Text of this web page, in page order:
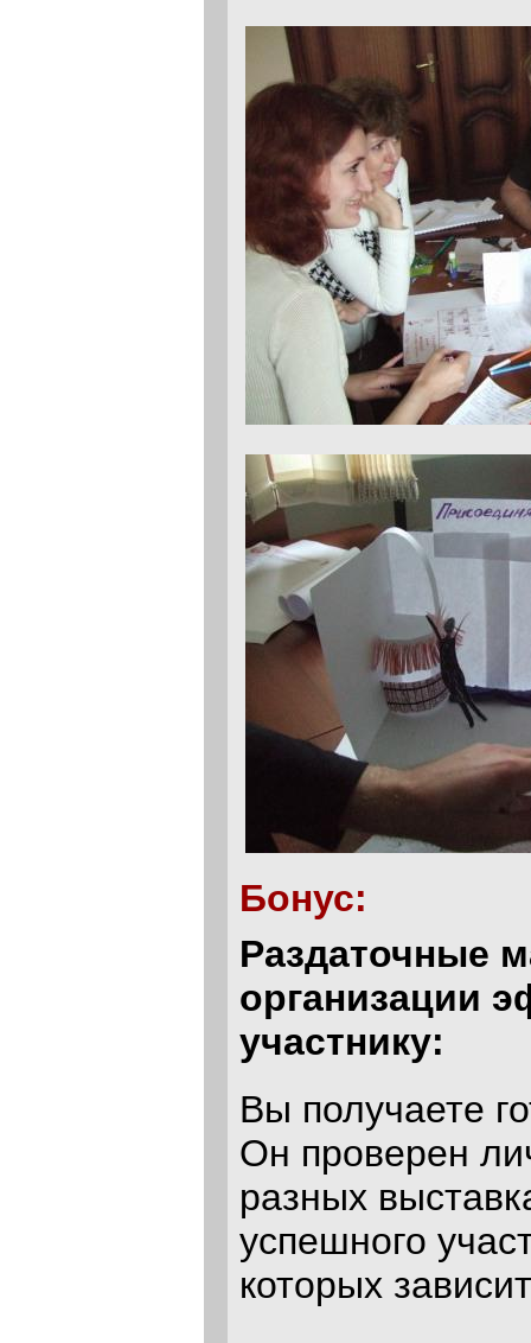
Бонус:
Раздаточные
организации
участнику:
Вы получаете
Он проверен
разных
успешного
которых